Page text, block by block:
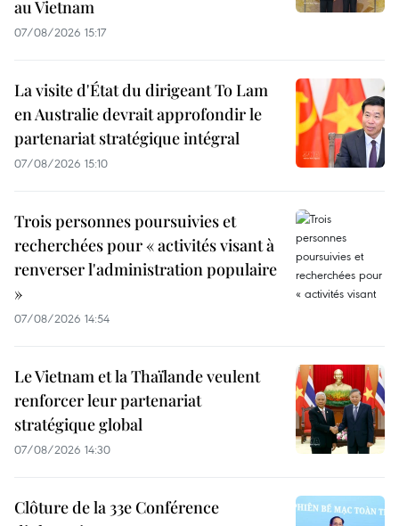
au Vietnam
07/08/2026 15:17
La visite d'État du dirigeant To Lam
en Australie devrait approfondir le
partenariat stratégique intégral
07/08/2026 15:10
Trois personnes poursuivies et
recherchées pour « activités visant à
renverser l'administration populaire
»
07/08/2026 14:54
Le Vietnam et la Thaïlande veulent
renforcer leur partenariat
stratégique global
07/08/2026 14:30
Clôture de la 33e Conférence